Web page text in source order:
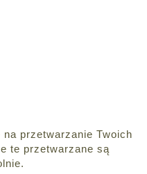
przetwarzanie Twoich
te przetwarzane są